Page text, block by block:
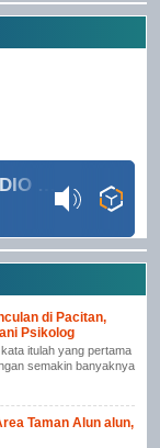
104.6 MHz RADIO GRINDULU FM
di Pacitan,
Psikolog
itulah yang pertama
semakin banyaknya
Taman Alun alun,